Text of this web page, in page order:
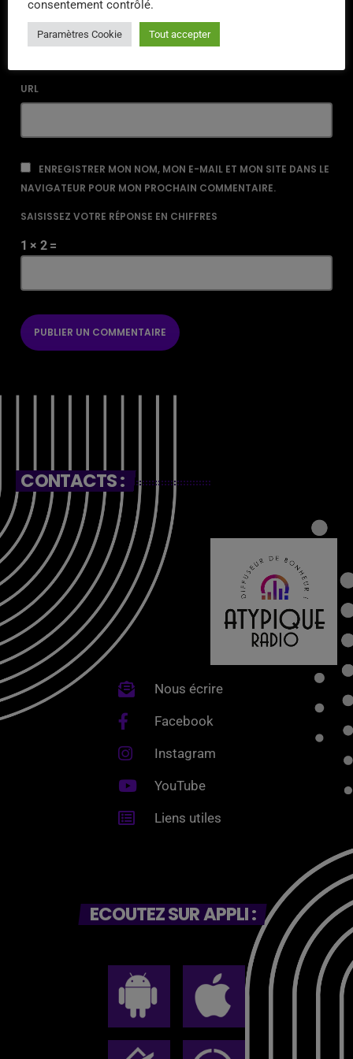
URL
ENREGISTRER MON NOM, MON E-MAIL ET MON SITE DANS LE
NAVIGATEUR POUR MON PROCHAIN COMMENTAIRE.
SAISISSEZ VOTRE RÉPONSE EN CHIFFRES
1 × 2 =
CONTACTS :
Nous écrire
Facebook
Instagram
YouTube
Liens utiles
ECOUTEZ SUR APPLI :
consentement contrôlé.
Paramètres Cookie Tout accepter